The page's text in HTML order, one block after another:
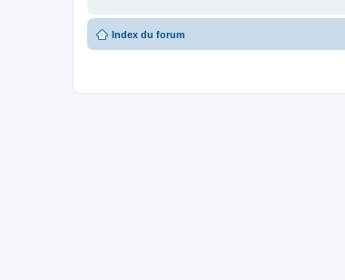
Index du forum